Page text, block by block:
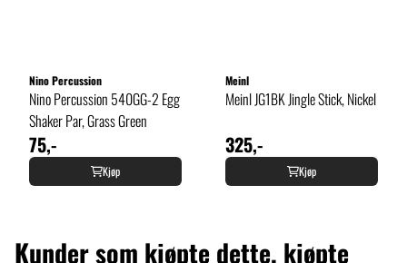
Nino Percussion
Nino Percussion 540GG-2 Egg
Shaker Par, Grass Green
75,-
Kjøp
Meinl
Meinl JG1BK Jingle Stick, Nickel
325,-
Kjøp
Kunder som kjøpte dette, kjøpte